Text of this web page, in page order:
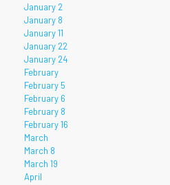
January 2
January 8
January 11
January 22
January 24
February
February 5
February 6
February 8
February 16
March
March 8
March 19
April